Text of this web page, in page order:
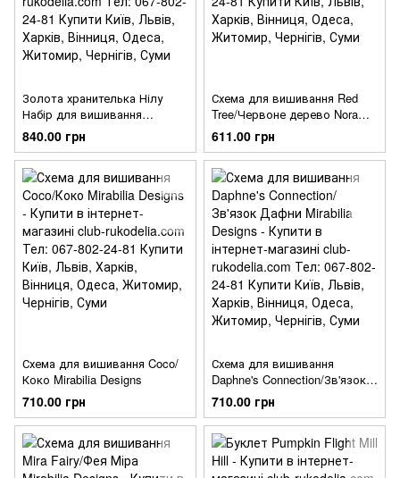
Золота хранителька Нілу
Набір для вишивання
бісером Нова Слобода
НК3353
840.00 грн
Схема для вишивання Red
Tree/Червоне дерево Nora
Corbett
611.00 грн
Схема для вишивання Coco/
Коко Mirabilia Designs
710.00 грн
Схема для вишивання
Daphne's Connection/Зв'язок
Дафни Mirabilia Designs
710.00 грн